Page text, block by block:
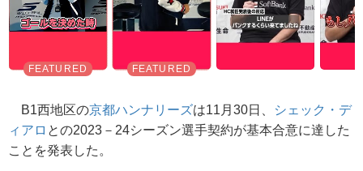
B1西地区の京都ハンナリーズは11月30日、
シェック・デ
ィアロ との2023－24シーズン選手契約が基本合意に達した
ことを発表した。